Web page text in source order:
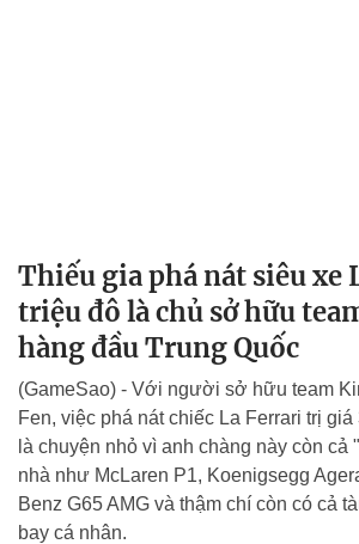
Thiếu gia phá nát siêu xe
triệu đô là chủ sở hữu
hàng đầu Trung Quốc
(GameSao) - Với người sở hữu team
Fen, việc phá nát chiếc La Ferrari trị
là chuyện nhỏ vì anh chàng này còn cả
nhà như McLaren P1, Koenigsegg
Benz G65 AMG và thậm chí còn có cả
bay cá nhân.